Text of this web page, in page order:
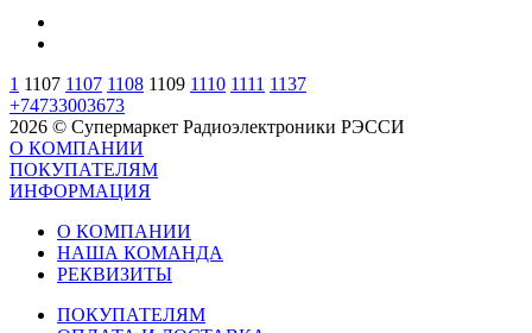
1 1107 1107 1108 1109 1110 1111 1137
+74733003673
2026 © Супермаркет Радиоэлектроники РЭССИ
О КОМПАНИИ
ПОКУПАТЕЛЯМ
ИНФОРМАЦИЯ
О КОМПАНИИ
НАША КОМАНДА
РЕКВИЗИТЫ
ПОКУПАТЕЛЯМ